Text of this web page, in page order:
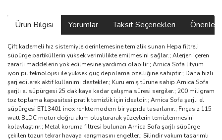
Ürün Bilgisi Yorumlar Taksit Seçenekleri
Çift kademeli hız sistemiyle derinlemesine temizlik sunan Hepa filtreli
süpürge partiküllerin yüksek verimlilikte emilmesini sağlar.; Alerjen içeren
zararlı maddelerin yok edilmesine yardımcı olabilir.; Arnica Sofa lityum
iyon pil teknolojisi ile yüksek güç depolama özelliğine sahiptir.; Daha hızlı
şarj edilerek aktif kullanımı destekler.; Kuru emiş türüne sahip Arnica Sofa
şarjlı el süpürgesi 25 dakikaya kadar çalışma süresi sergiler.; 200 miligram
toz toplama kapasitesi pratik temizlik için idealdir.; Arnica Sofa şarjlı el
süpürgesi ET13401 inox renkte modern bir yapıda tasarlanır.; Fırçasız 115
watt BLDC motor doğru akım oluşturarak yüzeylerin temizlenmesini
kolaylaştırır.; Metal koruma filtresi bulunan Arnica Sofa şarjlı süpürge
çekilen tozun tekrar havaya karışmasını engeller.; Silindir vakum tasarımlı